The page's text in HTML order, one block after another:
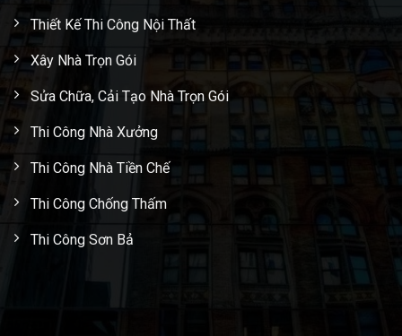
Thiết Kế Thi Công Nội Thất
Xây Nhà Trọn Gói
Sửa Chữa, Cải Tạo Nhà Trọn Gói
Thi Công Nhà Xưởng
Thi Công Nhà Tiền Chế
Thi Công Chống Thấm
Thi Công Sơn Bả